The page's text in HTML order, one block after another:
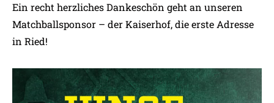
Ein recht herzliches Dankeschön geht an unseren
Matchballsponsor – der Kaiserhof, die erste Adresse
in Ried!